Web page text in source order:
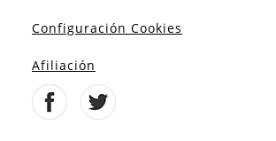
Configuración Cookies
Afiliación